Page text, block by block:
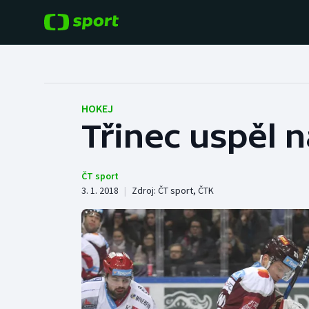
Hokej
Tenis
Cyklistika
Baseball a softbal
Biatlon
Boby a skeleton
Box
HOKEJ
Třinec uspěl
ČT sport
3. 1. 2018 | Zdroj: ČT sport, ČTK